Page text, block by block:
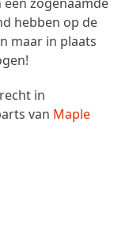
hebben op de
maar in plaats
in
van Maple